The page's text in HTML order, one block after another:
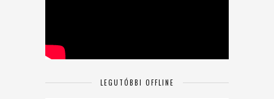
LEGUTÓBBI OFFLINE